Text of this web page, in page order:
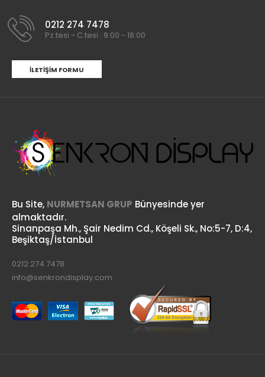
0212 274 7478
Pz.tesi - C.tesi : 9:00 - 18:00
İLETIŞIM FORMU
Bu Site, NURMETSAN GRUP Bünyesinde yer
almaktadır.
Sinanpaşa Mh., Şair Nedim Cd., Köşeli Sk., No:5-7, D:4,
Beşiktaş/İstanbul
0212 274 7478
info@senkrondisplay.com